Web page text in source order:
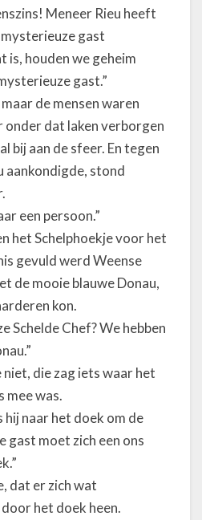
Meneer Rieu heeft
gast
is, houden we geheim
gast.”
de mensen waren
onder dat laken verborgen
bij aan de sfeer. En tegen
aankondigde, stond
een persoon.”
het Schelphoekje voor het
gevuld werd Weense
de mooie blauwe Donau,
kon.
Schelde Chef? We hebben
die zag iets waar het
mee was.
hij naar het doek om de
gast moet zich een ons
dat er zich wat
het doek heen.